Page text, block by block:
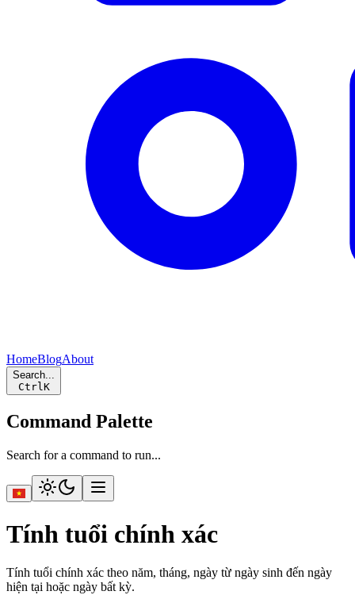
HomeBlogAbout
Search...
CtrlK
Command Palette
Search for a command to run...
Tính tuổi chính xác
Tính tuổi chính xác theo năm, tháng, ngày từ ngày sinh đến ngày
hiện tại hoặc ngày bất kỳ.